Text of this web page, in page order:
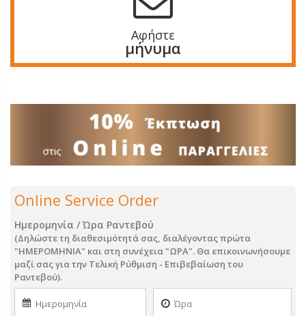
Αφήστε
μήνυμα
Online Service Order
Ημερομηνία / Ώρα Ραντεβού
(Δηλώστε τη διαθεσιμότητά σας, διαλέγοντας πρώτα
"ΗΜΕΡΟΜΗΝΙΑ" και στη συνέχεια "ΩΡΑ". Θα επικοινωνήσουμε
μαζί σας για την Τελική Ρύθμιση - Επιβεβαίωση του
Ραντεβού).